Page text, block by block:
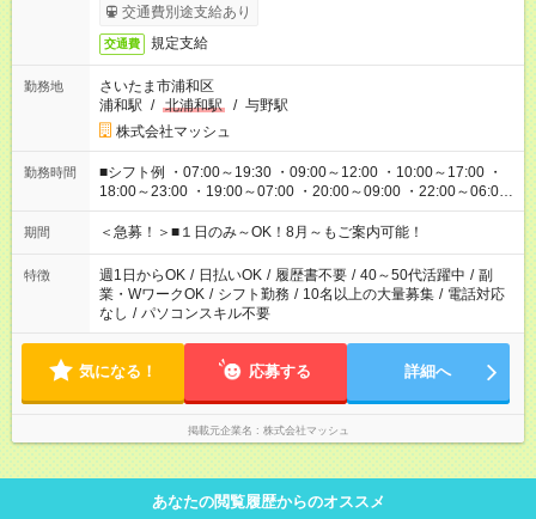
交通費別途支給あり
交通費 規定支給
勤務地
さいたま市浦和区
浦和駅 / 北浦和駅 / 与野駅
株式会社マッシュ
勤務時間
■シフト例 ・07:00～19:30 ・09:00～12:00 ・10:00～17:00 ・
18:00～23:00 ・19:00～07:00 ・20:00～09:00 ・22:00～06:00
etc ★最短で3時間で5,120円のお仕事から 15時間で2万円近く稼
げるお仕事も！ ご希望のお時間に合わせてご紹介！ ※シフトは
ください！
期間 ＜急募！＞■１日のみ～OK！8月～もご案内可能！
特徴 週1日からOK / 日払いOK / 履歴書不要 / 40～50代活躍中 / 副
業・WワークOK / シフト勤務 / 10名以上の大量募集 / 電話対応
なし / パソコンスキル不要
気になる！ 応募する 詳細へ
掲載元企業名 株式会社マッシュ
あなたの閲覧履歴からのオススメ